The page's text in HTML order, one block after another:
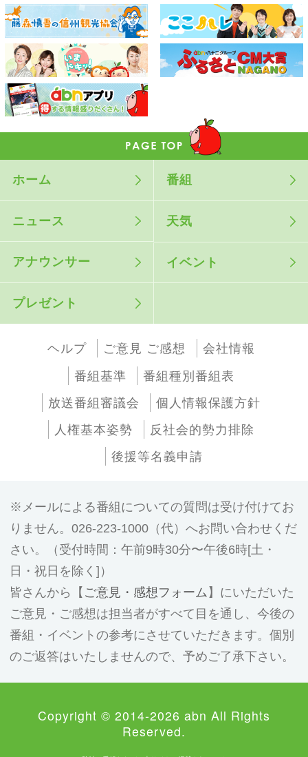
ホーム 番組
ニュース 天気
アナウンサー イベント
プレゼント
ヘルプ ご意見 ご感想
会社情報
番組基準
番組種別番組表
放送番組審議会
個人情報保護方針
人権基本姿勢
反社会的勢力排除
後援等名義申請
メールによる番組についての質問は受け付けてお
りません。026-223-1000（代）へお問い合わせくだ
さい。（受付時間：午前9時30分〜午後6時[土・
日・祝日を除く]）
皆さんから【 ご意見・感想フォーム 】にいただいた
ご意見・ご感想は担当者がすべて目を通し、今後の
番組・イベントの参考にさせていただきます。個別
のご返答はいたしませんので、予めご了承下さい。
Copyright © 2014-2026 abn All Rights
Reserved.